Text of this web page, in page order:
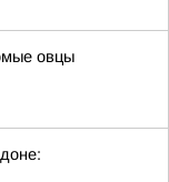
овцы